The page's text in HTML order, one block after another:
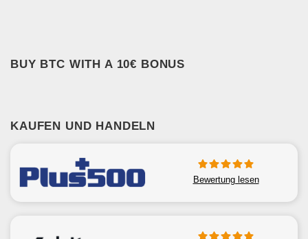
BUY BTC WITH A 10€ BONUS
KAUFEN UND HANDELN
Bewertung lesen